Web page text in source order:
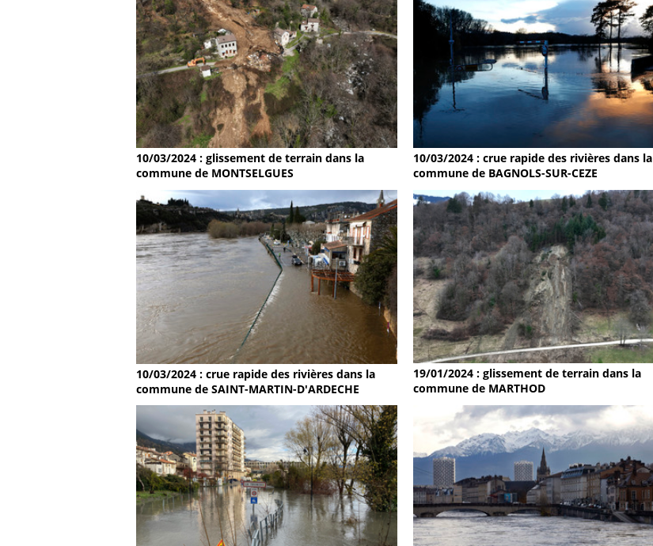
10/03/2024 : glissement de terrain dans la
commune de MONTSELGUES
10/03/2024 : crue rapide des rivières dans la
commune de BAGNOLS-SUR-CEZE
10/03/2024 : crue rapide des rivières dans la
commune de SAINT-MARTIN-D'ARDECHE
19/01/2024 : glissement de terrain dans la
commune de MARTHOD